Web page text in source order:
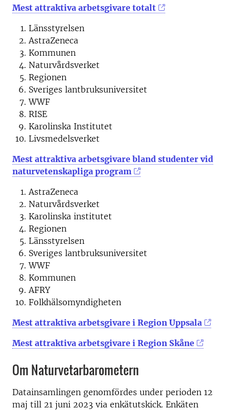
Mest attraktiva arbetsgivare totalt
Länsstyrelsen
AstraZeneca
Kommunen
Naturvårdsverket
Regionen
Sveriges lantbruksuniversitet
WWF
RISE
Karolinska Institutet
Livsmedelsverket
Mest attraktiva arbetsgivare bland studenter vid
naturvetenskapliga program
AstraZeneca
Naturvårdsverket
Karolinska institutet
Regionen
Länsstyrelsen
Sveriges lantbruksuniversitet
WWF
Kommunen
AFRY
Folkhälsomyndigheten
Mest attraktiva arbetsgivare i Region Uppsala
Mest attraktiva arbetsgivare i Region Skåne
Om Naturvetarbarometern
Datainsamlingen genomfördes under perioden 12
maj till 21 juni 2023 via enkätutskick. Enkäten